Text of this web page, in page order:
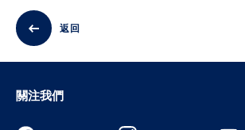
返回
關注我們